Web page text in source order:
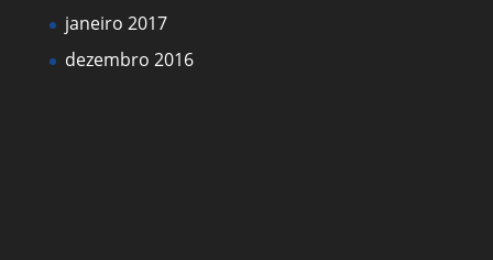
janeiro 2017
dezembro 2016